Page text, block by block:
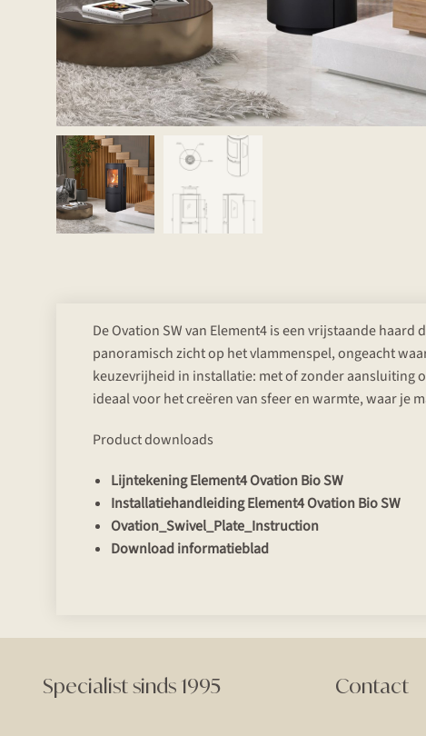
De Ovation SW van Element4 is een vrijstaande
panoramisch zicht op het vlammenspel, ongeacht
keuzevrijheid in installatie: met of zonder aansluiting
ideaal voor het creëren van sfeer en warmte, waar je
Product downloads
Lijntekening Element4 Ovation Bio SW
Installatiehandleiding Element4 Ovation Bio SW
Ovation_Swivel_Plate_Instruction
Download informatieblad
Specialist sinds 1995 Contact